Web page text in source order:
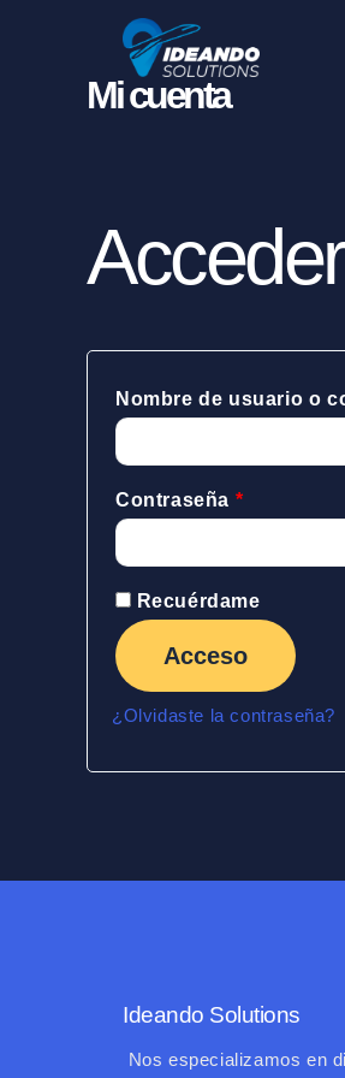
Mi cuenta
Acceder
Nombre de usuario o
Contraseña *
Recuérdame
Acceso
¿Olvidaste la contraseña?
Ideando Solutions
Nos especializamos en